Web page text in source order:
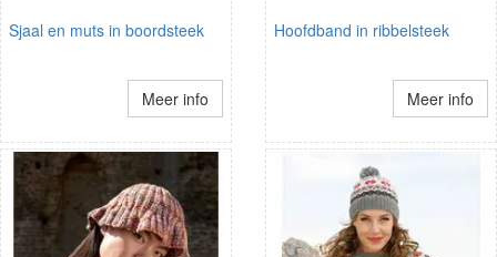
Sjaal en muts in boordsteek
Meer info
Hoofdband in ribbelsteek
Meer info